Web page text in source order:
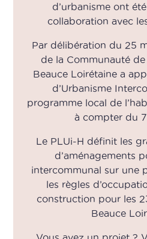
d’urbanisme ont
collaboration avec
Par délibération du 25
de la Communauté
Beauce Loirétaine a
d’Urbanisme
programme local de
à compter du 7
Le PLUi-H définit les
d’aménagements
intercommunal sur une
les règles
construction pour les
Beauce